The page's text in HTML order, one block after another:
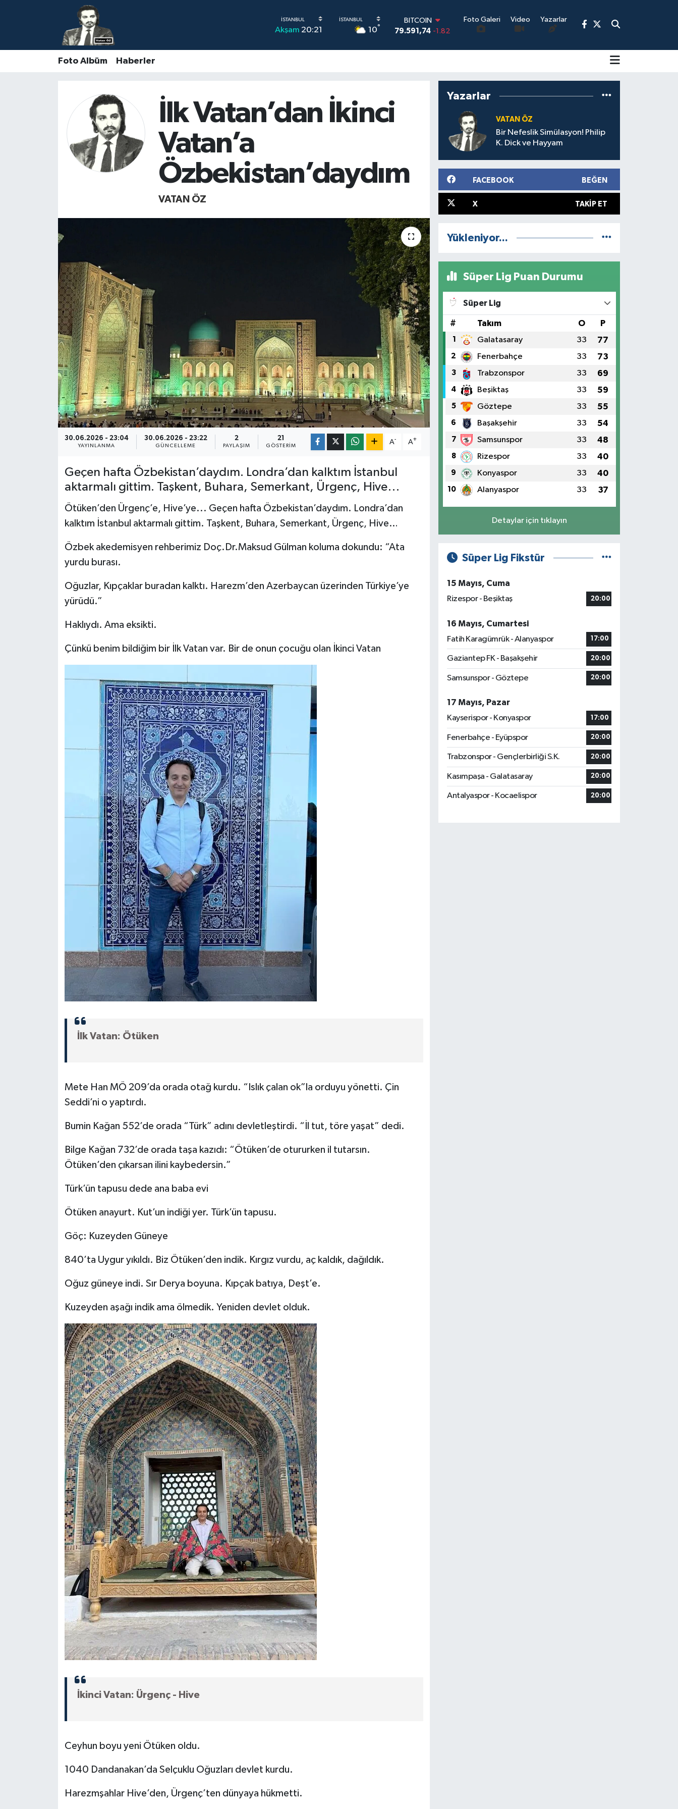
Akşam 20:21 10°
DOLAR
45,43620
0.02
6862,09000
0.19
Foto Galeri Video Yazarlar
Foto Albüm Haberler
İlk Vatan’dan İkinci
Vatan’a
Özbekistan’daydım
VATAN ÖZ
30.06.2026 - 23:04
YAYINLANMA
30.06.2026 - 23:22
GÜNCELLEME
2
PAYLAŞIM
21
GÖSTERIM
A- A+
Geçen hafta Özbekistan’daydım. Londra’dan kalktım İstanbul
aktarmalı gittim. Taşkent, Buhara, Semerkant, Ürgenç, Hive…
Ötüken’den Ürgenç’e, Hive’ye... Geçen hafta Özbekistan’daydım. Londra’dan
kalktım İstanbul aktarmalı gittim. Taşkent, Buhara, Semerkant, Ürgenç, Hive…
Özbek akedemisyen rehberimiz Doç.Dr.Maksud Gülman koluma dokundu: “Ata
yurdu burası.
Oğuzlar, Kıpçaklar buradan kalktı. Harezm’den Azerbaycan üzerinden Türkiye’ye
yürüdü.”
Haklıydı. Ama eksikti.
Çünkü benim bildiğim bir İlk Vatan var. Bir de onun çocuğu olan İkinci Vatan
İlk Vatan: Ötüken
Mete Han MÖ 209’da orada otağ kurdu. “Islık çalan ok”la orduyu yönetti. Çin
Seddi’ni o yaptırdı.
Bumin Kağan 552’de orada “Türk” adını devletleştirdi. “İl tut, töre yaşat” dedi.
Bilge Kağan 732’de orada taşa kazıdı: “Ötüken’de otururken il tutarsın.
Ötüken’den çıkarsan ilini kaybedersin.”
Türk’ün tapusu dede ana baba evi
Ötüken anayurt. Kut’un indiği yer. Türk’ün tapusu.
Göç: Kuzeyden Güneye
840’ta Uygur yıkıldı. Biz Ötüken’den indik. Kırgız vurdu, aç kaldık, dağıldık.
Oğuz güneye indi. Sır Derya boyuna. Kıpçak batıya, Deşt’e.
Kuzeyden aşağı indik ama ölmedik. Yeniden devlet olduk.
İkinci Vatan: Ürgenç - Hive
Ceyhun boyu yeni Ötüken oldu.
1040 Dandanakan’da Selçuklu Oğuzları devlet kurdu.
Harezmşahlar Hive’den, Ürgenç’ten dünyaya hükmetti.
Yazarlar
VATAN ÖZ
Bir Nefeslik Simülasyon! Philip
K. Dick ve Hayyam
FACEBOOK BEĞEN
X TAKIP ET
Yükleniyor...
Süper Lig Puan Durumu
Süper Lig
# Takım O P
1 Galatasaray 33 77
2 Fenerbahçe 33 73
3 Trabzonspor 33 69
4 Beşiktaş 33 59
5 Göztepe 33 55
6 Başakşehir 33 54
7 Samsunspor 33 48
8 Rizespor 33 40
9 Konyaspor 33 40
10 Alanyaspor 33 37
Detaylar için tıklayın
Süper Lig Fikstür
15 Mayıs, Cuma
Rizespor - Beşiktaş
20:00
16 Mayıs, Cumartesi
Fatih Karagümrük - Alanyaspor
17:00
Gaziantep FK - Başakşehir 20:00
Samsunspor - Göztepe 20:00
17 Mayıs, Pazar
Kayserispor - Konyaspor
17:00
Fenerbahçe - Eyüpspor 20:00
Trabzonspor - Gençlerbirliği S.K. 20:00
Kasımpaşa - Galatasaray 20:00
Antalyaspor - Kocaelispor 20:00
Nöbetçi Eczaneler
Hava Durumu
Trafik Durumu
Süper Lig Puan Durumu ve Fikstür
Tüm Manşetler
Haber Arşivi